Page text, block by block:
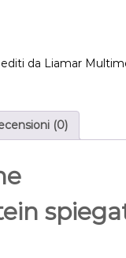
editi da Liamar
(0)